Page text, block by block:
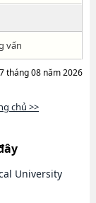
vấn
tháng 08 năm 2026
chủ >>
University